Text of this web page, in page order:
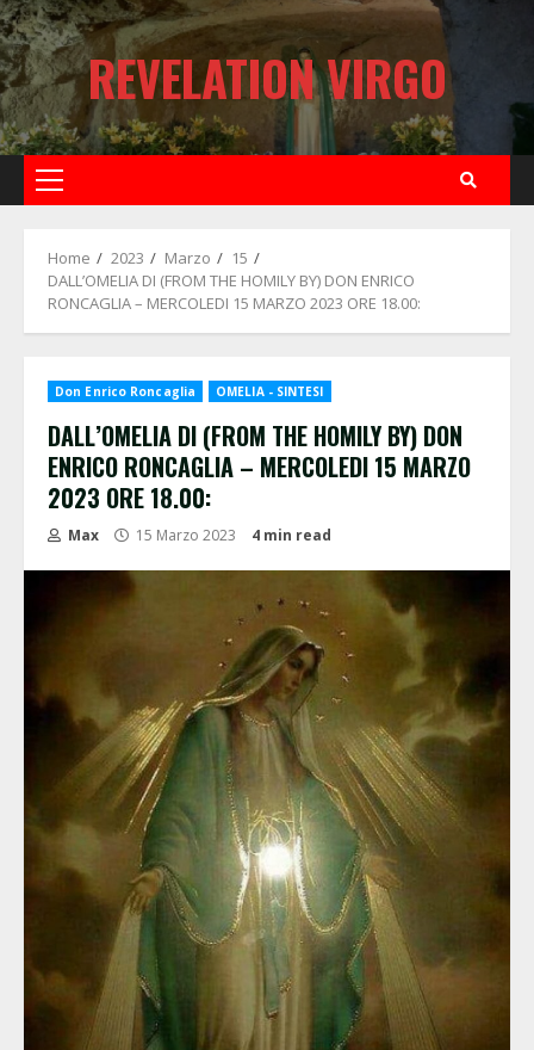
Skip
to
content
REVELATION VIRGO
Primary
Home 2023 Marzo
15
DALL’OMELIA DI (FROM THE HOMILY BY) DON ENRICO
RONCAGLIA – MERCOLEDI 15 MARZO 2023 ORE 18.00:
Don Enrico Roncaglia OMELIA - SINTESI
DALL’OMELIA DI (FROM THE HOMILY BY) DON
ENRICO RONCAGLIA – MERCOLEDI 15 MARZO
2023 ORE 18.00:
Max 15 Marzo 2023 4 min read